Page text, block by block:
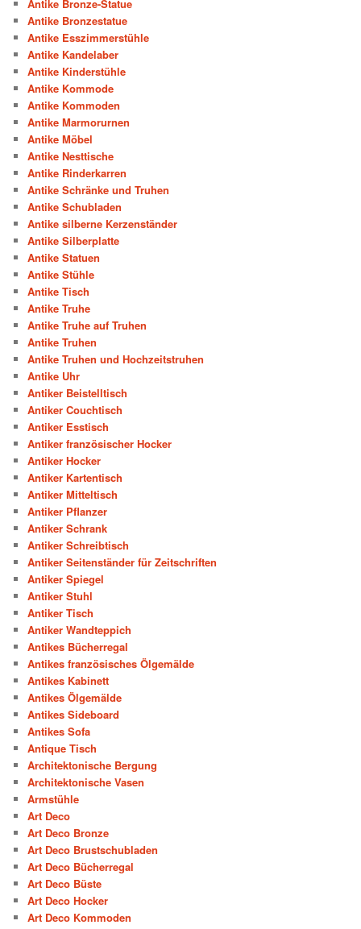
Antike Bronze-Statue
Antike Bronzestatue
Antike Esszimmerstühle
Antike Kandelaber
Antike Kinderstühle
Antike Kommode
Antike Kommoden
Antike Marmorurnen
Antike Möbel
Antike Nesttische
Antike Rinderkarren
Antike Schränke und Truhen
Antike Schubladen
Antike silberne Kerzenständer
Antike Silberplatte
Antike Statuen
Antike Stühle
Antike Tisch
Antike Truhe
Antike Truhe auf Truhen
Antike Truhen
Antike Truhen und Hochzeitstruhen
Antike Uhr
Antiker Beistelltisch
Antiker Couchtisch
Antiker Esstisch
Antiker französischer Hocker
Antiker Hocker
Antiker Kartentisch
Antiker Mitteltisch
Antiker Pflanzer
Antiker Schrank
Antiker Schreibtisch
Antiker Seitenständer für Zeitschriften
Antiker Spiegel
Antiker Stuhl
Antiker Tisch
Antiker Wandteppich
Antikes Bücherregal
Antikes französisches Ölgemälde
Antikes Kabinett
Antikes Ölgemälde
Antikes Sideboard
Antikes Sofa
Antique Tisch
Architektonische Bergung
Architektonische Vasen
Armstühle
Art Deco
Art Deco Bronze
Art Deco Brustschubladen
Art Deco Bücherregal
Art Deco Büste
Art Deco Hocker
Art Deco Kommoden